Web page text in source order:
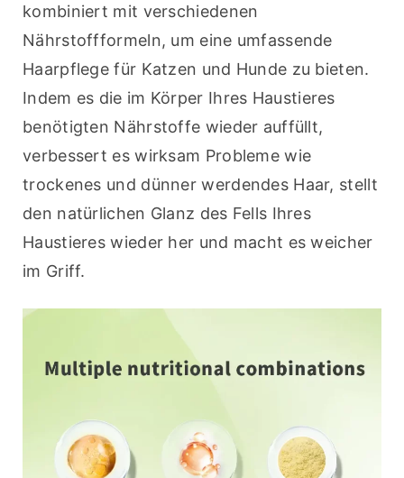
kombiniert mit verschiedenen
Nährstoffformeln, um eine umfassende
Haarpflege für Katzen und Hunde zu bieten.
Indem es die im Körper Ihres Haustieres
benötigten Nährstoffe wieder auffüllt,
verbessert es wirksam Probleme wie
trockenes und dünner werdendes Haar, stellt
den natürlichen Glanz des Fells Ihres
Haustieres wieder her und macht es weicher
im Griff.